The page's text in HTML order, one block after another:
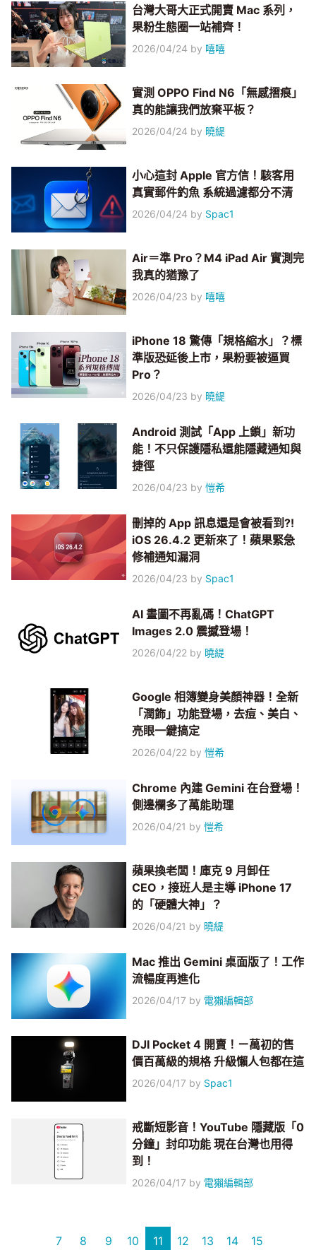
台灣大哥大正式開賣 Mac 系列，
果粉生態圈一站補齊！
2026/04/24 by 嘻嘻
實測 OPPO Find N6「無感摺痕」
真的能讓我們放棄平板？
2026/04/24 by 曉緹
小心這封 Apple 官方信！駭客用
真實郵件釣魚 系統過濾都分不清
2026/04/24 by Spac1
Air＝準 Pro？M4 iPad Air 實測完
我真的猶豫了
2026/04/23 by 嘻嘻
iPhone 18 驚傳「規格縮水」？標
準版恐延後上市，果粉要被逼買
Pro？
2026/04/23 by 曉緹
Android 測試「App 上鎖」新功
能！不只保護隱私還能隱藏通知與
捷徑
2026/04/23 by愷希
刪掉的 App 訊息還是會被看到?!
iOS 26.4.2 更新來了！蘋果緊急
修補通知漏洞
2026/04/23 by Spac1
AI 畫圖不再亂碼！ChatGPT
Images 2.0 震撼登場！
2026/04/22 by 曉緹
Google 相簿變身美顏神器！全新
「潤飾」功能登場，去痘、美白、
亮眼一鍵搞定
2026/04/22 by愷希
Chrome 內建 Gemini 在台登場！
側邊欄多了萬能助理
2026/04/21 by愷希
蘋果換老闆！庫克 9 月卸任
CEO，接班人是主導 iPhone 17
的「硬體大神」？
2026/04/21 by 曉緹
Mac 推出 Gemini 桌面版了！工作
流暢度再進化
2026/04/17 by 電獺編輯部
DJI Pocket 4 開賣！ㄧ萬初的售
價百萬級的規格 升級懶人包都在這
2026/04/17 by Spac1
戒斷短影音！YouTube 隱藏版「0
分鐘」封印功能 現在台灣也用得
到！
2026/04/17 by 電獺編輯部
7 8 9 10 11 12 13 14 15